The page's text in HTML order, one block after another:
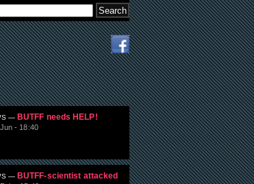
form
— BUTFF needs HELP!
- 18:40
— BUTFF-scientist attacked